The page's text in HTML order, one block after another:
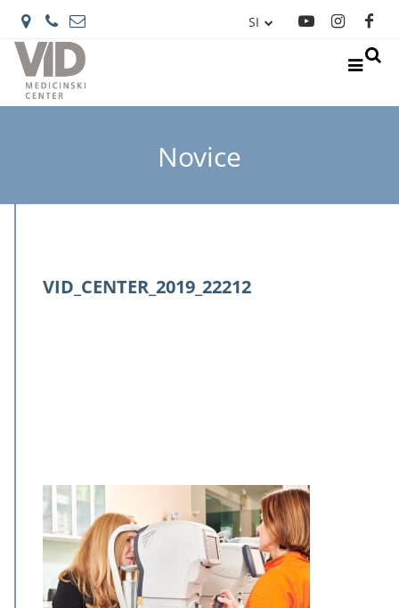
SI
Novice
VID_CENTER_2019_22212